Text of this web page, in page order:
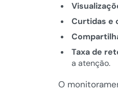
Curtidas e
Taxa de
a atenção.
O